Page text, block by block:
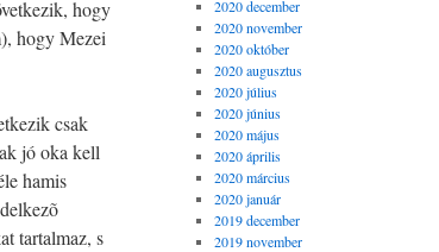
hogy
hogy Mezei
csak
jó oka kell
hamis
tartalmaz, s
2020 december
2020 november
2020 október
2020 augusztus
2020 július
2020 június
2020 május
2020 április
2020 március
2020 január
2019 december
2019 november